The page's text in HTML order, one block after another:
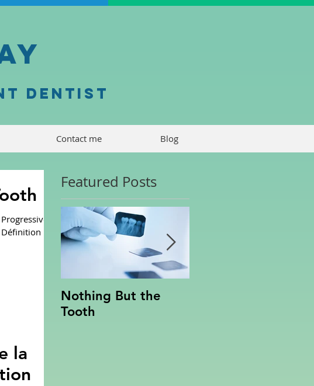
Dentist
Contact me Blog
:
la
Featured Posts
Nothing But the
Tooth